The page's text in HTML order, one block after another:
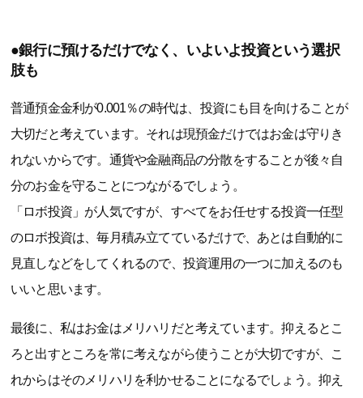
●銀行に預けるだけでなく、いよいよ投資という選択
肢も
普通預金金利が0.001％の時代は、投資にも目を向けることが
大切だと考えています。それは現預金だけではお金は守りき
れないからです。通貨や金融商品の分散をすることが後々自
分のお金を守ることにつながるでしょう。
「ロボ投資」が人気ですが、すべてをお任せする投資一任型
のロボ投資は、毎月積み立てているだけで、あとは自動的に
見直しなどをしてくれるので、投資運用の一つに加えるのも
いいと思います。
最後に、私はお金はメリハリだと考えています。抑えるとこ
ろと出すところを常に考えながら使うことが大切ですが、こ
れからはそのメリハリを利かせることになるでしょう。抑え